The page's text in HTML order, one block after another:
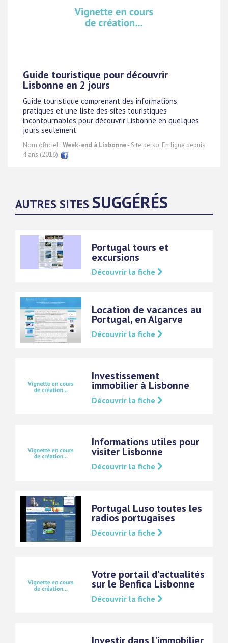
Guide touristique pour découvrir
Lisbonne en 2 jours
Guide touristique comprenant des informations
pratiques et une liste des sites touristiques
incontournables pour découvrir Lisbonne en quelques
jours seulement.
Nom officiel :Week-end à Lisbonne- Site perso. En ligne depuis
4 ans (2016).
AUTRES SITES SUGGÉRÉS
Portugal tours et
excursions
Découvrir la fiche
Location de vacances au
Portugal, en Algarve
Découvrir la fiche
Investissement
immobilier à Lisbonne
Découvrir la fiche
Informations utiles pour
visiter Lisbonne
Découvrir la fiche
Portugal Luso toutes les
radios portugaises
Découvrir la fiche
Votre portail d'actualités
sur le Benfica Lisbonne
Découvrir la fiche